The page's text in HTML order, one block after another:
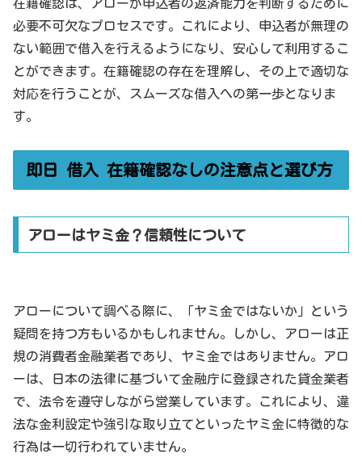
在籍確認は、アローが申込者の返済能力を判断するために
必要不可欠なプロセスです。これにより、申込者が無理の
ない範囲で借入を行えるようになり、安心して利用するこ
とができます。在籍確認の存在を理解し、その上で適切な
対応を行うことが、スムーズな借入への第一歩となりま
す。
即日 借入 在籍確認なしの注意点と選び方
アローはヤミ金？信頼性について
アローについて調べる際に、「ヤミ金ではないか」という
疑問を持つ方もいるかもしれません。しかし、アローは正
規の消費者金融業者であり、ヤミ金ではありません。アロ
ーは、日本の法律に基づいて金融庁に登録された貸金業者
で、法令を遵守しながら営業しています。これにより、違
法な金利設定や強引な取り立てといったヤミ金に特徴的な
行為は一切行われていません。